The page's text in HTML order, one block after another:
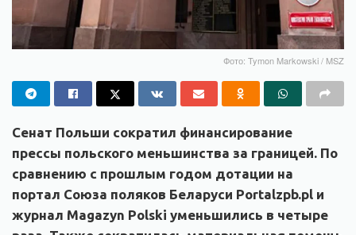
Фото: Tymon Markowski / MSZ
Сенат Польши сократил финансирование
прессы польского меньшинства за границей. По
сравнению с прошлым годом дотации на
портал Союза поляков Беларуси Portalzpb.pl и
журнал Magazyn Polski уменьшились в четыре